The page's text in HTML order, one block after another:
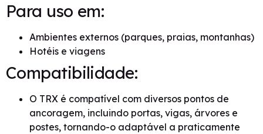
Para uso em:
Ambientes externos (parques, praias, montanhas)
Hotéis e viagens
Compatibilidade:
O TRX é compatível com diversos pontos de
ancoragem, incluindo portas, vigas, árvores e
postes, tornando-o adaptável a praticamente